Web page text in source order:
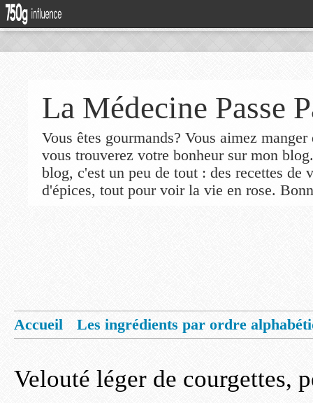
La Médecine Passe
Vous êtes gourmands? Vous aimez
vous trouverez votre bonheur sur mon
blog, c'est un peu de tout : des recettes de
d'épices, tout pour voir la vie en rose.
Accueil
Les ingrédients par ordre
Velouté léger de courgettes,